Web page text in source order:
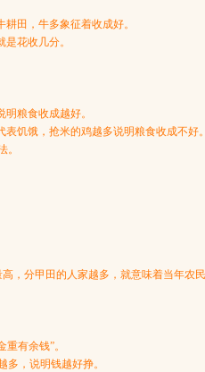
田，牛多象征着收成好。
花收几分。
粮食收成越好。
饥饿，抢米的鸡越多说明粮食收成不好。
。
，分甲田的人家越多，就意味着当年农
有余钱”。
，说明钱越好挣。